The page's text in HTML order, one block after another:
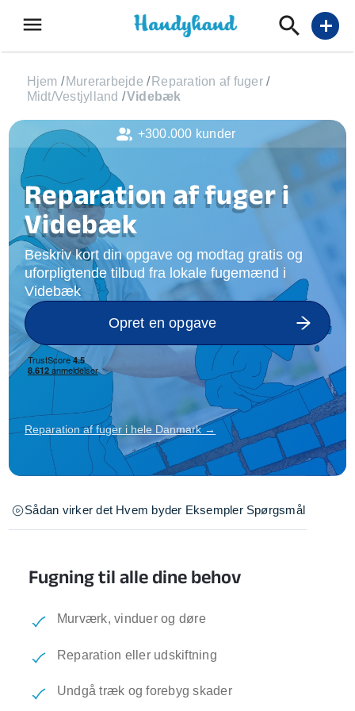
menu add
Hjem / Murerarbejde / Reparation af fuger /
Midt/Vestjylland /Videbæk
Reparation af fuger i
Videbæk
Beskriv kort din opgave og modtag gratis og
uforpligtende tilbud fra lokale fugemænd i
Videbæk
Opret en opgave
Reparation af fuger i hele Danmark →
Sådan virker det Hvem byder Eksempler Spørgsmål
Fugning til alle dine behov
Murværk, vinduer og døre
Reparation eller udskiftning
Undgå træk og forebyg skader
+300.000 kunder